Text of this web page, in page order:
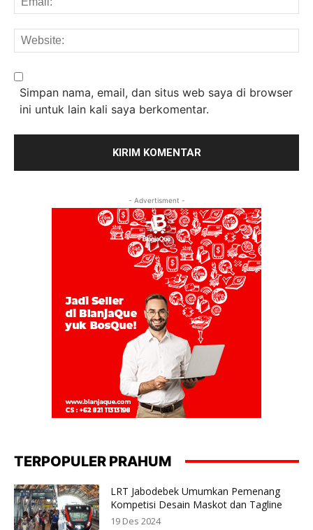
Simpan nama, email, dan situs web saya di browser
ini untuk lain kali saya berkomentar.
- Advertisment -
TERPOPULER PRAHUM
LRT Jabodebek Umumkan Pemenang
Kompetisi Desain Maskot dan Tagline
19 Des 2024